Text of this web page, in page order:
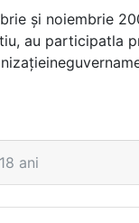
şi noiembrie
au participatla
ani